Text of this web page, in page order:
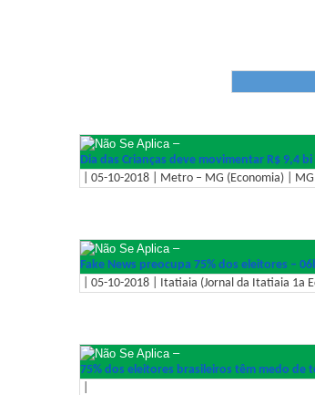
–
Dia das Crianças deve movimentar R$ 9,4 bi
| 05-10-2018 | Metro – MG (Economia) |
–
Fake News preocupa 75% dos eleitores –
| 05-10-2018 | Itatiaia (Jornal da Itatiaia 1a
–
75% dos eleitores brasileiros têm medo de